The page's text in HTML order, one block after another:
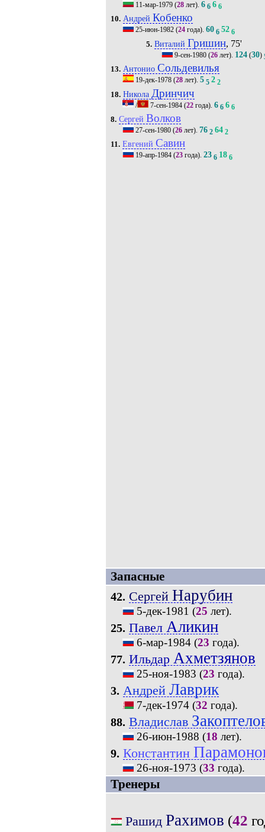
11-мар-1979(28лет). 6 6 6 6
10. Андрей Кобенко
25-июн-1982(24года). 60 6 52 6
5. Виталий Гришин, 75'
9-сен-1980 (26 лет). 124 (30)
13. Антонио Сольдевилья
19-дек-1978(28лет). 5 5 2 2
18. Никола Дринчич
/ 7-сен-1984(22года). 6 6 6 6
8. Сергей Волков
27-сен-1980(26лет). 76 2 64 2
11. Евгений Савин
19-апр-1984(23года). 23 6 18 6
Запасные
42. Сергей Нарубин
5-дек-1981 (25 лет).
25. Павел Аликин
6-мар-1984(23 года).
77. Ильдар Ахметзянов
25-ноя-1983 (23 года).
3. Андрей Лаврик
7-дек-1974(32 года).
88. Владислав
26-июн-1988 (18 лет).
9. Константин
26-ноя-1973 (33 года).
Тренеры
Рашид Рахимов (42